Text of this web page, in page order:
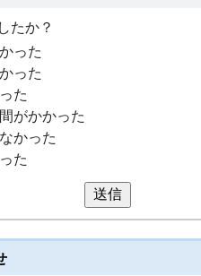
たか？
った
った
た
がかかった
かった
た
送信